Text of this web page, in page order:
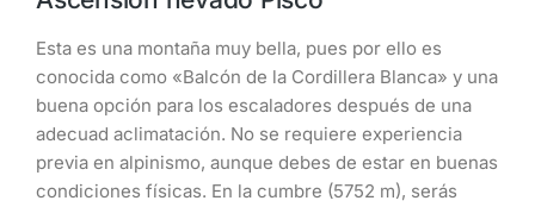
Esta es una montaña muy bella, pues por ello es
conocida como «Balcón de la Cordillera Blanca» y una
buena opción para los escaladores después de una
adecuad aclimatación. No se requiere experiencia
previa en alpinismo, aunque debes de estar en buenas
condiciones físicas. En la cumbre (5752 m), serás